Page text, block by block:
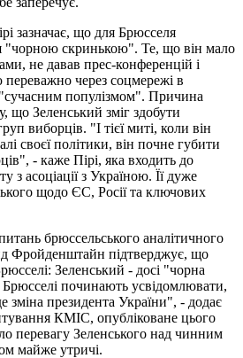
зазначає, що для Брюсселя
"чорною скринькою". Те, що він мало
не давав прес-конференцій і
через соцмережі в
"сучасним популізмом". Причина
що Зеленський зміг здобути
виборців. "І тієї миті, коли він
своєї політики, він почне губити
- каже Пірі, яка входить до
з асоціації з Україною. Її дуже
щодо ЄС, Росії та ключових
брюссельського аналітичного
Фройденштайн підтверджує, що
Зеленський - досі "чорна
починають усвідомлювати,
зміна президента України", - додає
КМІС, опубліковане цього
перевагу Зеленського над чинним
майже утричі.